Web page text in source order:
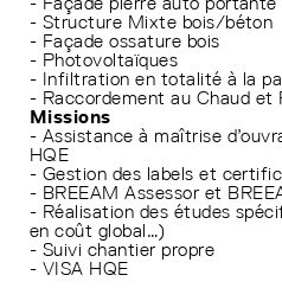
- Structure Mixte bois/béton
- Façade ossature bois
- Photovoltaïques
- Infiltration en totalité à la
- Raccordement au Chaud et
Missions
- Assistance à maîtrise
HQE
- Gestion des labels et
- BREEAM Assessor et
- Réalisation des études
en coût global…)
- Suivi chantier propre
- VISA HQE